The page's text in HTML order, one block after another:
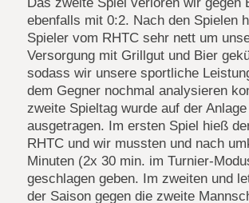
Das zweite Spiel verloren wir gegen
ebenfalls mit 0:2. Nach den Spielen
Spieler vom RHTC sehr nett um
Versorgung mit Grillgut und Bier
sodass wir unsere sportliche
dem Gegner nochmal analysieren
zweite Spieltag wurde auf der
ausgetragen. Im ersten Spiel hieß
RHTC und wir mussten und nach
Minuten (2x 30 min. im Turnier-
geschlagen geben. Im zweiten und
der Saison gegen die zweite